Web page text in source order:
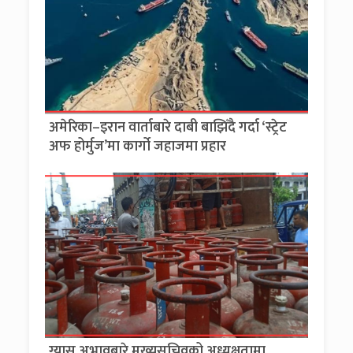
अमेरिका–इरान वार्ताबारे दाबी बाझिँदै गर्दा ‘स्ट्रेट
अफ होर्मुज’मा कार्गो जहाजमा प्रहार